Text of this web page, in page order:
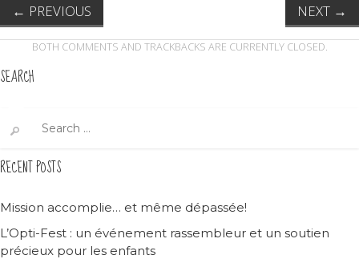
← PREVIOUS NEXT →
BOTH COMMENTS AND TRACKBACKS ARE CURRENTLY CLOSED.
SEARCH
for:
RECENT POSTS
Mission accomplie… et même dépassée!
L’Opti-Fest : un événement rassembleur et un soutien
précieux pour les enfants